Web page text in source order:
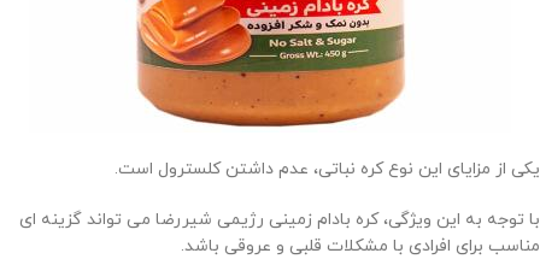
یکی از مزایای این نوع کره نباتی، عدم داشتن کلسترول است.
با توجه به این ویژگی، کره بادام زمینی رژیمی شیررضا می تواند گزینه ای
مناسب برای افرادی با مشکلات قلبی و عروقی باشد.